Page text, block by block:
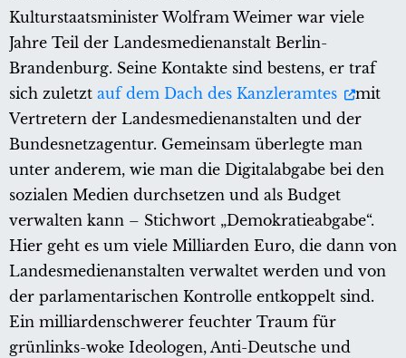
Kulturstaatsminister Wolfram Weimer war viele
Jahre Teil der Landesmedienanstalt Berlin-
Brandenburg. Seine Kontakte sind bestens, er traf
sich zuletzt auf dem Dach des Kanzleramtes
mit
Vertretern der Landesmedienanstalten und der
Bundesnetzagentur. Gemeinsam überlegte man
unter anderem, wie man die Digitalabgabe bei den
sozialen Medien durchsetzen und als Budget
verwalten kann – Stichwort „Demokratieabgabe“.
Hier geht es um viele Milliarden Euro, die dann von
Landesmedienanstalten verwaltet werden und von
der parlamentarischen Kontrolle entkoppelt sind.
Ein milliardenschwerer feuchter Traum für
grünlinks-woke Ideologen, Anti-Deutsche und